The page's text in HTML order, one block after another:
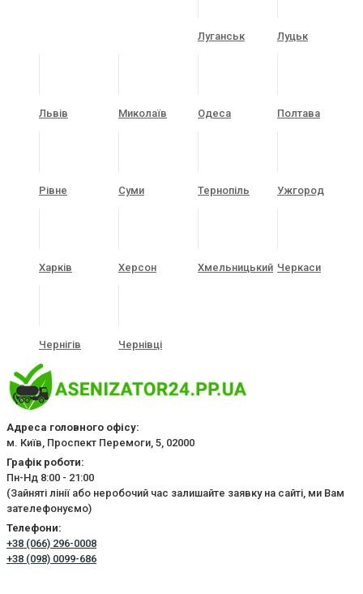
Луганськ Луцьк
Львів Миколаїв Одеса Полтава
Рівне Суми Тернопіль Ужгород
Харків Херсон Хмельницький Черкаси
Чернігів Чернівці
Адреса головного офісу:
м. Київ, Проспект Перемоги, 5, 02000
Графік роботи:
Пн-Нд 8:00 - 21:00
(Зайняті лінії або неробочий час залишайте заявку на сайті, ми Вам
зателефонуємо)
Телефони:
+38 (066) 296-0008
+38 (098) 0099-686